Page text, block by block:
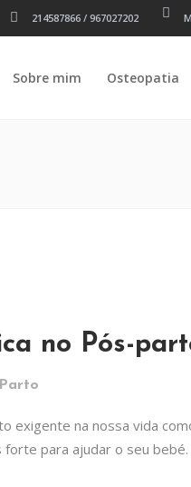
214587866 / 967027202
Sobre mim Osteopatia
no Pós-
exigente na nossa vida
forte para ajudar o seu